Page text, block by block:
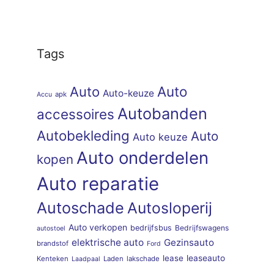
Tags
Accu apk Auto Auto-keuze Auto
accessoires Autobanden
Autobekleding Auto keuze Auto
kopen Auto onderdelen
Auto reparatie
Autoschade Autosloperij
autostoel Auto verkopen bedrijfsbus Bedrijfswagens
brandstof elektrische auto Ford Gezinsauto
Kenteken Laadpaal Laden lakschade lease leaseauto